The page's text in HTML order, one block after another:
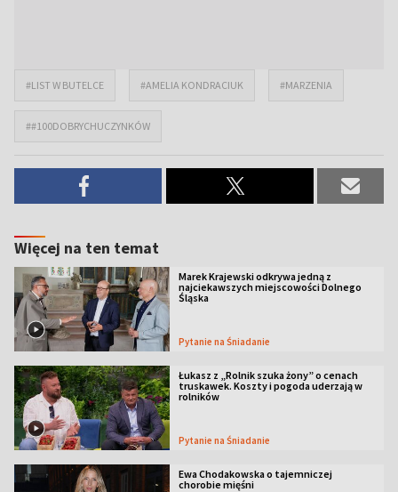
#LIST W BUTELCE #AMELIA KONDRACIUK #MARZENIA
##100DOBRYCHUCZYNKÓW
Więcej na ten temat
Marek Krajewski odkrywa jedną z
najciekawszych miejscowości Dolnego
Śląska
Pytanie na Śniadanie
Łukasz z „Rolnik szuka żony” o cenach
truskawek. Koszty i pogoda uderzają w
rolników
Pytanie na Śniadanie
Ewa Chodakowska o tajemniczej
chorobie mięśni